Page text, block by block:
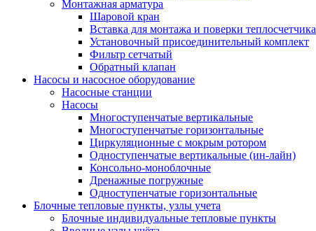
Монтажная арматура
Шаровой кран
Вставка для монтажа и поверки теплосчетчика
Установочный присоединительный комплект
Фильтр сетчатый
Обратный клапан
Насосы и насосное оборудование
Насосные станции
Насосы
Многоступенчатые вертикальные
Многоступенчатые горизонтальные
Циркуляционные с мокрым ротором
Одноступенчатые вертикальные (ин-лайн)
Консольно-моноблочные
Дренажные погружные
Одноступенчатые горизонтальные
Блочные тепловые пункты, узлы учета
Блочные индивидуальные тепловые пункты